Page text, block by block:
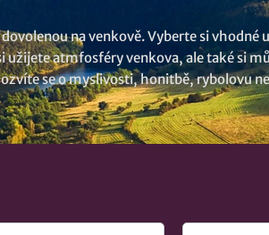
na venkově. Vyberte si
užijete atmfosféry venkova, ale také si
se o myslivosti, honitbě, rybolovu
prací. Potřebujete více možností?